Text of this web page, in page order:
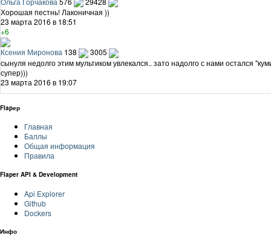
Хорошая пестнь! Лаконичная ))
23 марта 2016 в 18:51
+6
Ксения Миронова 138
3005
сынуля недолго этим мультиком увлекался.. зато надолго с нами остался
супер)))
23 марта 2016 в 19:07
Flapер
Главная
Баллы
Общая информация
Правила
Flaper API & Development
Api Explorer
Github
Dockers
Инфо